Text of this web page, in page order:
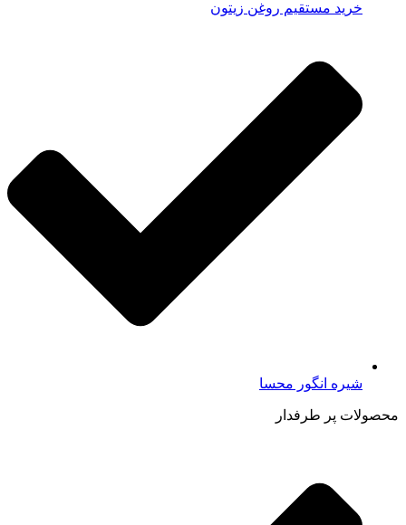
خرید مستقیم روغن زیتون
شیره انگور محسا
محصولات پر طرفدار